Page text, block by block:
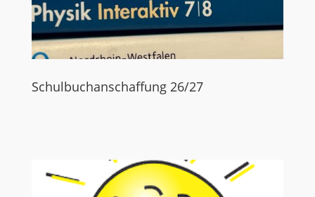
Schulbuchanschaffung 26/27